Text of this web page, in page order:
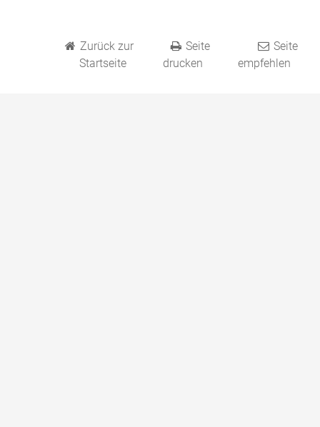
Zurück zur
Startseite
Seite
drucken
Seite
empfehlen